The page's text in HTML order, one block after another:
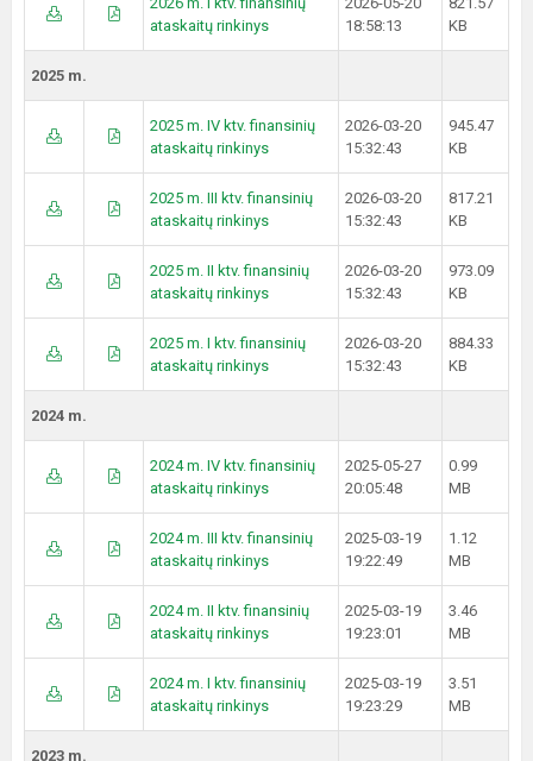
ataskaitų rinkinys
18:58:13
KB
2025 m.
2025 m. IV ktv. finansinių
ataskaitų rinkinys
2026-03-20
15:32:43
945.47
KB
2025 m. III ktv. finansinių
ataskaitų rinkinys
2026-03-20
15:32:43
817.21
KB
2025 m. II ktv. finansinių
ataskaitų rinkinys
2026-03-20
15:32:43
973.09
KB
2025 m. I ktv. finansinių
ataskaitų rinkinys
2026-03-20
15:32:43
884.33
KB
2024 m.
2024 m. IV ktv. finansinių
ataskaitų rinkinys
2025-05-27
20:05:48
0.99
MB
2024 m. III ktv. finansinių
ataskaitų rinkinys
2025-03-19
19:22:49
1.12
MB
2024 m. II ktv. finansinių
ataskaitų rinkinys
2025-03-19
19:23:01
3.46
MB
2024 m. I ktv. finansinių
ataskaitų rinkinys
2025-03-19
19:23:29
3.51
MB
2023 m.